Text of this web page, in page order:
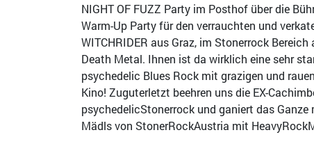
NIGHT OF FUZZ Party im Posthof über die
Warm-Up Party für den verrauchten und
WITCHRIDER aus Graz, im Stonerrock
Death Metal. Ihnen ist da wirklich eine sehr
psychedelic Blues Rock mit grazigen und
Kino! Zuguterletzt beehren uns die EX-
psychedelicStonerrock und ganiert das
Mädls von StonerRockAustria mit